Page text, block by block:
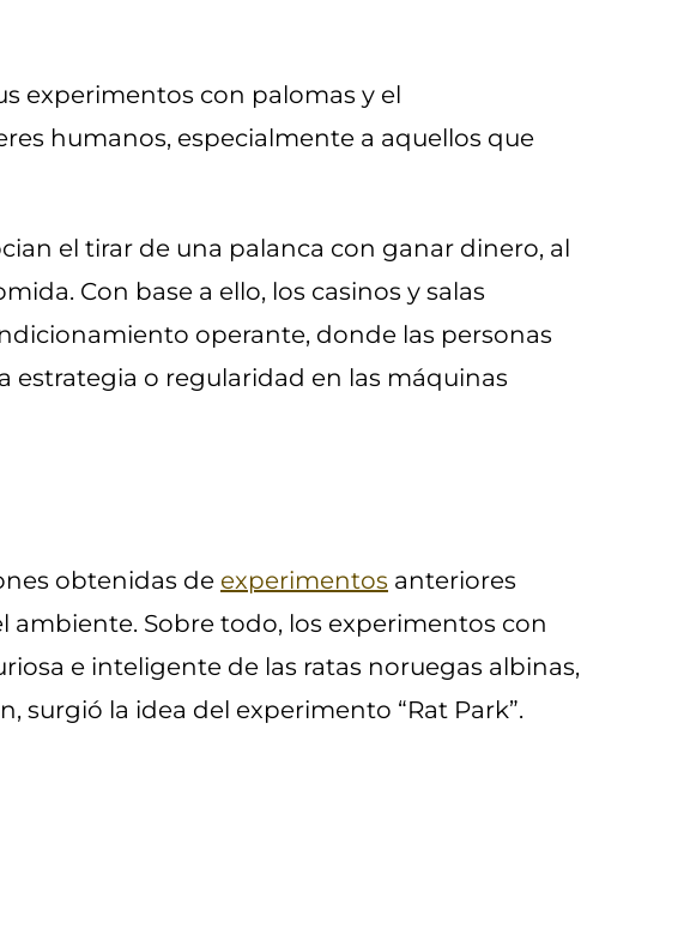
experimentos con palomas y el
humanos, especialmente a aquellos que
el tirar de una palanca con ganar dinero, al
Con base a ello, los casinos y salas
operante, donde las personas
o regularidad en las máquinas
obtenidas de experimentos anteriores
Sobre todo, los experimentos con
e inteligente de las ratas noruegas albinas,
surgió la idea del experimento “Rat Park”.